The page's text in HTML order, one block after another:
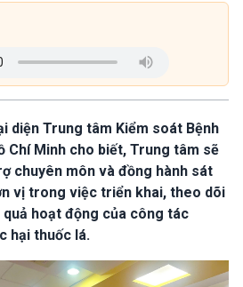
diện Trung tâm Kiểm soát Bệnh
Chí Minh cho biết, Trung tâm sẽ
chuyên môn và đồng hành sát
vị trong việc triển khai, theo dõi
quả hoạt động của công tác
hại thuốc lá.